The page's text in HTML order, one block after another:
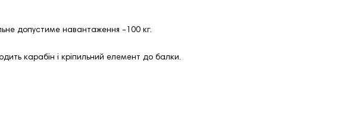
допустиме навантаження -100 кг.
карабін і кріпильний елемент до балки.